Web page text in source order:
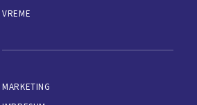
VREME
MARKETING